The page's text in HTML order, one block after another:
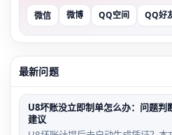
微信 微博 QQ空间 QQ好
最新问题
U8坏账没立即制单怎么办：问题
建议